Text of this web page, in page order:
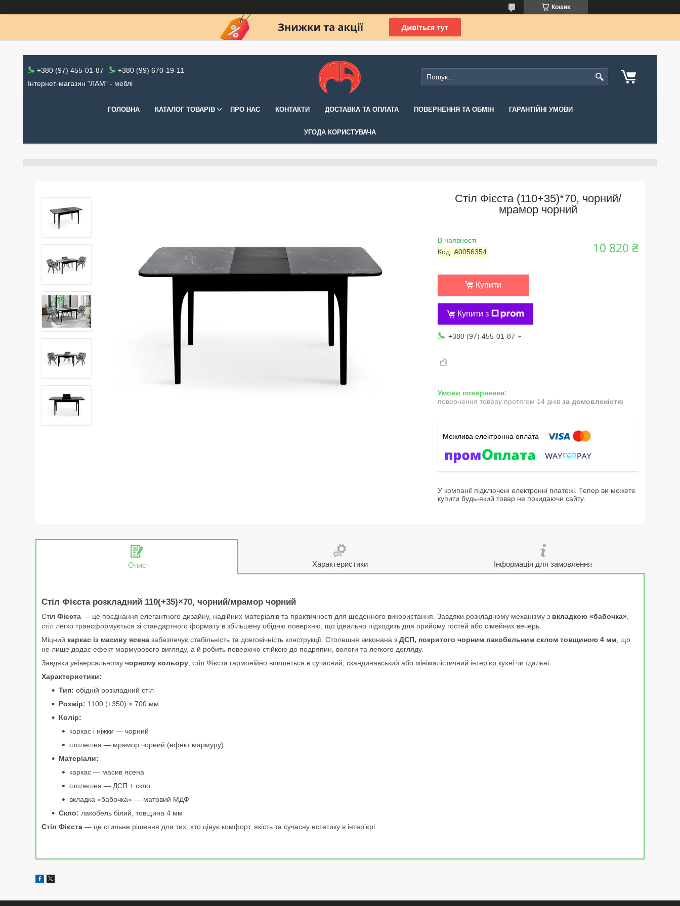
Кошик
+380 (97) 455-01-87
+380 (99) 670-19-11
Інтернет-магазин "ЛАМ" - меблі
ГОЛОВНА КАТАЛОГ ТОВАРІВ ПРО НАС КОНТАКТИ ДОСТАВКА ТА ОПЛАТА ПОВЕРНЕННЯ ТА ОБМІН ГАРАНТІЙНІ УМОВИ
УГОДА КОРИСТУВАЧА
Стіл Фієста (110+35)*70, чорний/
мрамор чорний
В наявності
Код: А0056354 10 820 ₴
Купити
Купити з
+380 (97) 455-01-87
повернення товару протягом 14 днів за домовленістю
У компанії підключені електронні платежі. Тепер ви можете
купити будь-який товар не покидаючи сайту.
Опис Характеристики Інформація для замовлення
Стіл Фієста розкладний 110(+35)×70, чорний/мрамор чорний
Стіл Фієста — це поєднання елегантного дизайну, надійних матеріалів та практичності для щоденного використання. Завдяки розкладному механізму з вкладкою «бабочка»,
стіл легко трансформується зі стандартного формату в збільшену обідню поверхню, що ідеально підходить для прийому гостей або сімейних вечерь.
Міцний каркас із масиву ясена забезпечує стабільність та довговічність конструкції. Столешня виконана з ДСП, покритого чорним лакобельним склом товщиною 4 мм, що
не лише додає ефект мармурового вигляду, а й робить поверхню стійкою до подряпин, вологи та легкого догляду.
Завдяки універсальному чорному кольору, стіл Фієста гармонійно впишеться в сучасний, скандинавський або мінімалістичний інтер’єр кухні чи їдальні.
Характеристики:
Тип: обідній розкладний стіл
Розмір: 1100 (+350) × 700 мм
Колір:
каркас і ніжки — чорний
столешня — мрамор чорний (ефект мармуру)
Матеріали:
каркас — масив ясена
столешня — ДСП + скло
вкладка «бабочка» — матовий МДФ
Скло: лакобель білий, товщина 4 мм
Стіл Фієста — це стильне рішення для тих, хто цінує комфорт, якість та сучасну естетику в інтер’єрі.